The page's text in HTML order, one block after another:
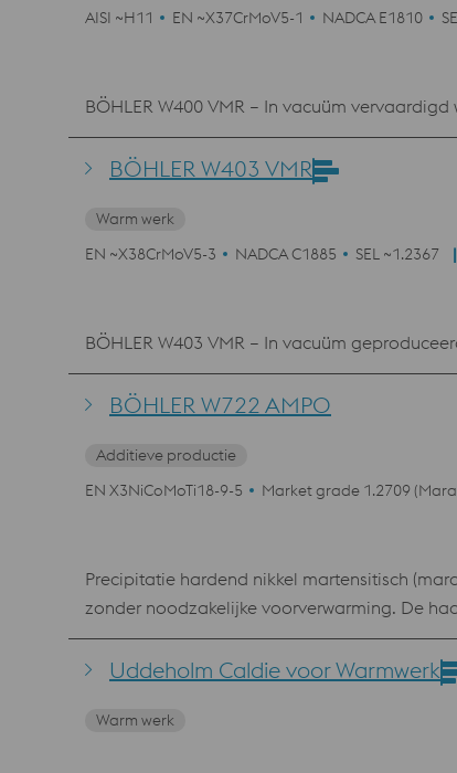
AISI ~H11
EN ~X37CrMoV5-1 NADCA E1810
BÖHLER W400 VMR – In vacuüm
BÖHLER W403 VMR
Warm werk
EN ~X38CrMoV5-3
NADCA C1885 SEL ~1.2367
BÖHLER W403 VMR – In vacuüm
BÖHLER W722 AMPO
Additieve productie
EN X3NiCoMoTi18-9-5
Market grade 1.2709
Precipitatie hardend nikkel martensitisch
zonder noodzakelijke voorverwarming. De
zijn vereist, zoals Metal Injection Moulding
Uddeholm Caldie voor Warmwerk
Warm werk